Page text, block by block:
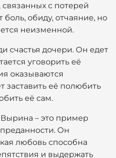
с потерей
обиду, отчаяние, но
неизменной.
счастья дочери. Он едет
уговорить её
оказываются
её полюбить
её сам.
– это пример
Он
любовь способна
и выдержать